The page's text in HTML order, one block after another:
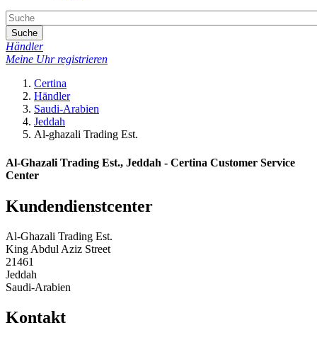
Suche
Händler
Meine Uhr registrieren
Certina
Händler
Saudi-Arabien
Jeddah
Al-ghazali Trading Est.
Al-Ghazali Trading Est., Jeddah - Certina Customer Service
Center
Kundendienstcenter
Al-Ghazali Trading Est.
King Abdul Aziz Street
21461
Jeddah
Saudi-Arabien
Kontakt